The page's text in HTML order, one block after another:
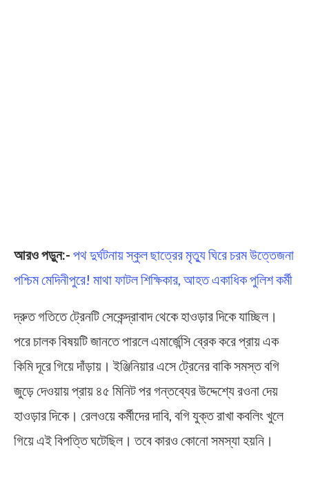
আরও পড়ুন:- পথ দুর্ঘটনায় স্কুল ছাত্রের মৃত্যু ঘিরে চরম উত্তেজনা
পশ্চিম মেদিনীপুরে! মাথা ফাটল শিক্ষিকার, আহত একাধিক পুলিশ কর্মী
দ্রুত গতিতে ট্রেনটি সেকেন্দ্রাবাদ থেকে হাওড়ার দিকে যাচ্ছিল।
পরে চালক বিষয়টি জানতে পারলে এমার্জেন্সি ব্রেক করে প্রায় এক
কিমি দূরে গিয়ে দাঁড়ায়। ইঞ্জিনিয়ার এসে ট্রেনের বাকি সমস্ত বগি
জুড়ে দেওয়ায় প্রায় ৪৫ মিনিট পর গন্তব্যের উদ্দেশ্যে রওনা দেয়
হাওড়ার দিকে। রেলওয়ে কর্মীদের দাবি, বগি যুক্ত রাখা কবলিং খুলে
গিয়ে এই বিপত্তি ঘটেছিল। তবে কারও কোনো সমস্যা হয়নি।